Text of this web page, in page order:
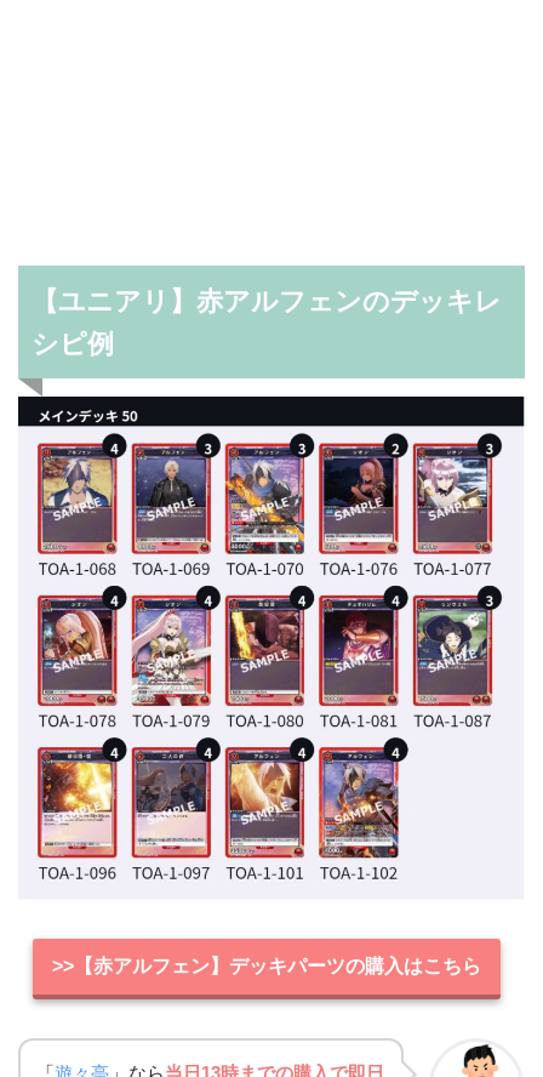
【ユニアリ】赤アルフェンのデッキレ
シピ例
>>【赤アルフェン】デッキパーツの購入はこちら